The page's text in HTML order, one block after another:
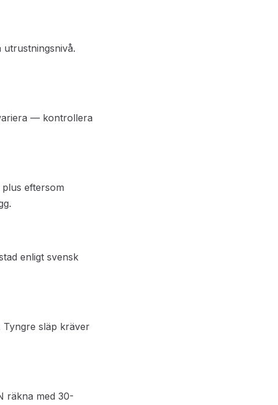
— kontrollera
eftersom
enligt svensk
släp kräver
räkna med 30-